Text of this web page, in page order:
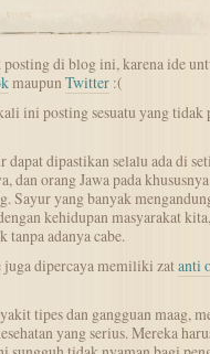
di blog ini, karena ide
maupunTwitter:(
ini posting sesuatu yang tidak
dapat dipastikan selalu ada di
dan orang Jawa pada
Sayur yang banyak
kehidupan masyarakat kita,
tanpa adanya cabe.
juga dipercaya memiliki zatanti
tipes dan gangguan maag,
yang serius. Mereka